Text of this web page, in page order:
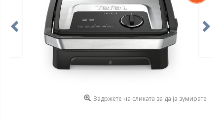
Задржете на сликата за да ја зумирате